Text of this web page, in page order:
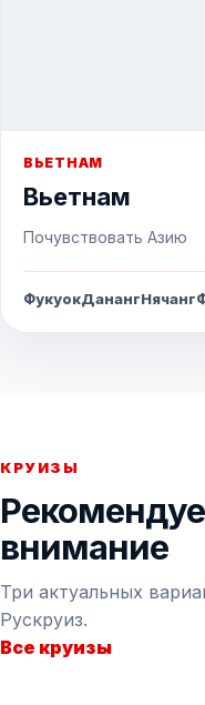
ВЬЕТНАМ
Вьетнам
Почувствовать Азию
ФукуокДанангНячанг
КРУИЗЫ
внимание
Три актуальных
Рускруиз.
Все круизы